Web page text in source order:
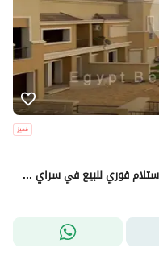
أقل سعر تاون هاوس كورنر 160م ريسيل استلام فوري للبيع في سراي مستقبل سيتي Sarai Resale